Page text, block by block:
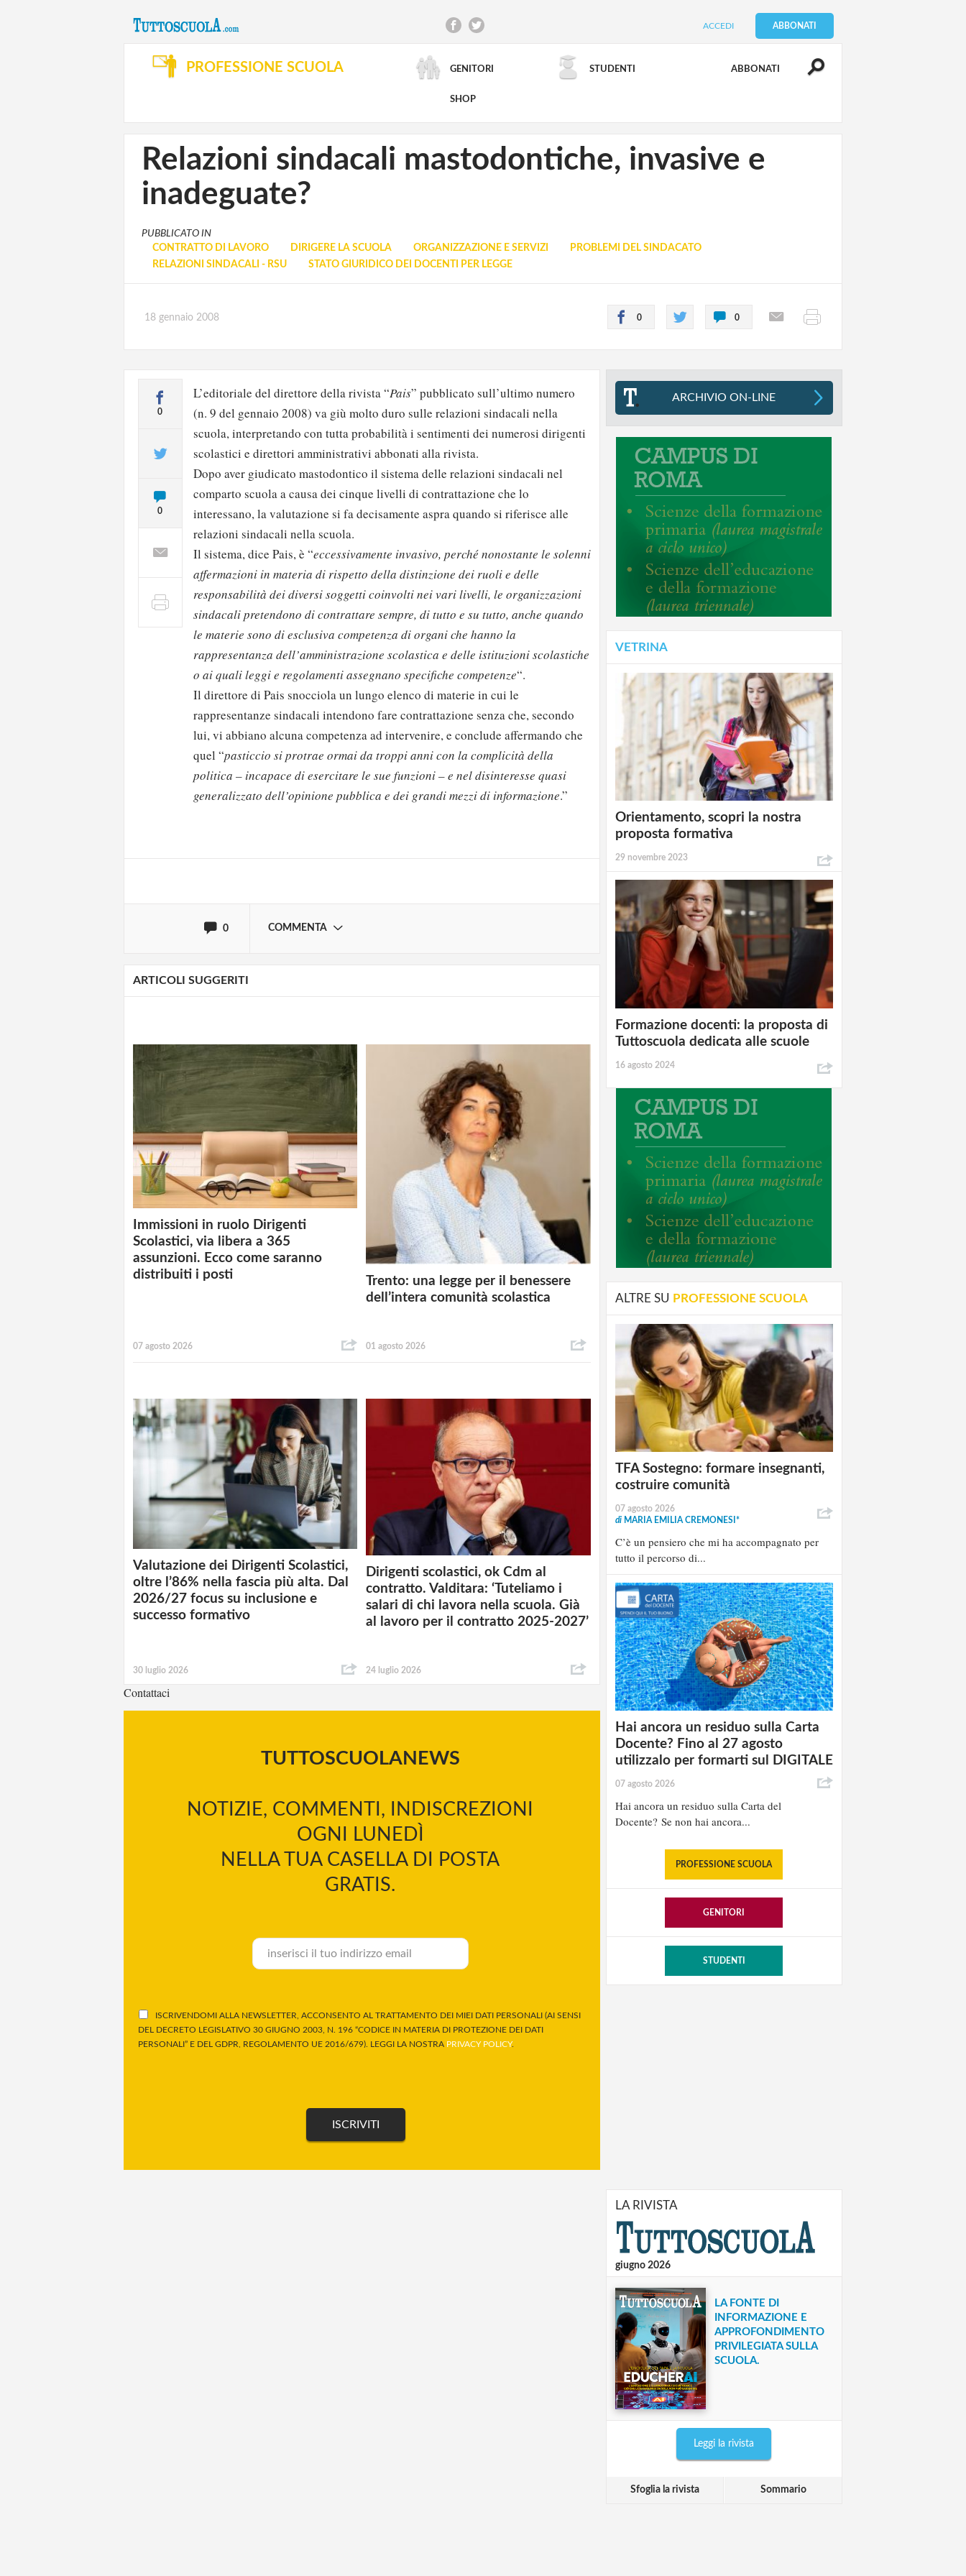
ACCEDI ABBONATI
PROFESSIONE SCUOLA GENITORI STUDENTI ABBONATI
SHOP
RICERCA AVANZATA
Relazioni sindacali mastodontiche, invasive e
inadeguate?
PUBBLICATO IN
CONTRATTO DI LAVORO
DIRIGERE LA SCUOLA ORGANIZZAZIONE E SERVIZI
PROBLEMI DEL SINDACATO
RELAZIONI SINDACALI - RSU
STATO GIURIDICO DEI DOCENTI PER LEGGE
18 gennaio 2008 0 0
0
0
L’editoriale del direttore della rivista “Pais” pubblicato sull’ultimo numero
(n. 9 del gennaio 2008) va giù molto duro sulle relazioni sindacali nella
scuola, interpretando con tutta probabilità i sentimenti dei numerosi dirigenti
scolastici e direttori amministrativi abbonati alla rivista.
Dopo aver giudicato mastodontico il sistema delle relazioni sindacali nel
comparto scuola a causa dei cinque livelli di contrattazione che lo
interessano, la valutazione si fa decisamente aspra quando si riferisce alle
relazioni sindacali nella scuola.
Il sistema, dice Pais, è “eccessivamente invasivo, perché nonostante le solenni
affermazioni in materia di rispetto della distinzione dei ruoli e delle
responsabilità dei diversi soggetti coinvolti nei vari livelli, le organizzazioni
sindacali pretendono di contrattare sempre, di tutto e su tutto, anche quando
le materie sono di esclusiva competenza di organi che hanno la
rappresentanza dell’amministrazione scolastica e delle istituzioni scolastiche
o ai quali leggi e regolamenti assegnano specifiche competenze“.
Il direttore di Pais snocciola un lungo elenco di materie in cui le
rappresentanze sindacali intendono fare contrattazione senza che, secondo
lui, vi abbiano alcuna competenza ad intervenire, e conclude affermando che
quel “pasticcio si protrae ormai da troppi anni con la complicità della
politica – incapace di esercitare le sue funzioni – e nel disinteresse quasi
generalizzato dell’opinione pubblica e dei grandi mezzi di informazione.”
0 COMMENTA
Solo gli utenti registrati possono commentare!
ARTICOLI SUGGERITI
Immissioni in ruolo Dirigenti
Scolastici, via libera a 365
assunzioni. Ecco come saranno
distribuiti i posti
07 agosto 2026
Trento: una legge per il benessere
dell’intera comunità scolastica
01 agosto 2026
Valutazione dei Dirigenti Scolastici,
oltre l’86% nella fascia più alta. Dal
2026/27 focus su inclusione e
successo formativo
30 luglio 2026
Dirigenti scolastici, ok Cdm al
contratto. Valditara: ‘Tuteliamo i
salari di chi lavora nella scuola. Già
al lavoro per il contratto 2025-2027’
24 luglio 2026
Contattaci
TUTTOSCUOLANEWS
NOTIZIE, COMMENTI, INDISCREZIONI
OGNI LUNEDÌ
NELLA TUA CASELLA DI POSTA
GRATIS.
ISCRIVENDOMI ALLA NEWSLETTER, ACCONSENTO AL TRATTAMENTO DEI MIEI DATI PERSONALI (AI SENSI
DEL DECRETO LEGISLATIVO 30 GIUGNO 2003, N. 196 “CODICE IN MATERIA DI PROTEZIONE DEI DATI
PERSONALI” E DEL GDPR, REGOLAMENTO UE 2016/679). LEGGI LA NOSTRA PRIVACY POLICY.
ARCHIVIO ON-LINE
VETRINA
Orientamento, scopri la nostra
proposta formativa
29 novembre 2023
Formazione docenti: la proposta di
Tuttoscuola dedicata alle scuole
16 agosto 2024
ALTRE SU PROFESSIONE SCUOLA
TFA Sostegno: formare insegnanti,
costruire comunità
07 agosto 2026
di MARIA EMILIA CREMONESI*
C’è un pensiero che mi ha accompagnato per
tutto il percorso di...
Hai ancora un residuo sulla Carta
Docente? Fino al 27 agosto
utilizzalo per formarti sul DIGITALE
07 agosto 2026
Hai ancora un residuo sulla Carta del
Docente? Se non hai ancora...
PROFESSIONE SCUOLA
GENITORI
STUDENTI
LA RIVISTA
giugno 2026
LA FONTE DI
INFORMAZIONE E
APPROFONDIMENTO
PRIVILEGIATA SULLA
SCUOLA.
Leggi la rivista
Sfoglia la rivista Sommario